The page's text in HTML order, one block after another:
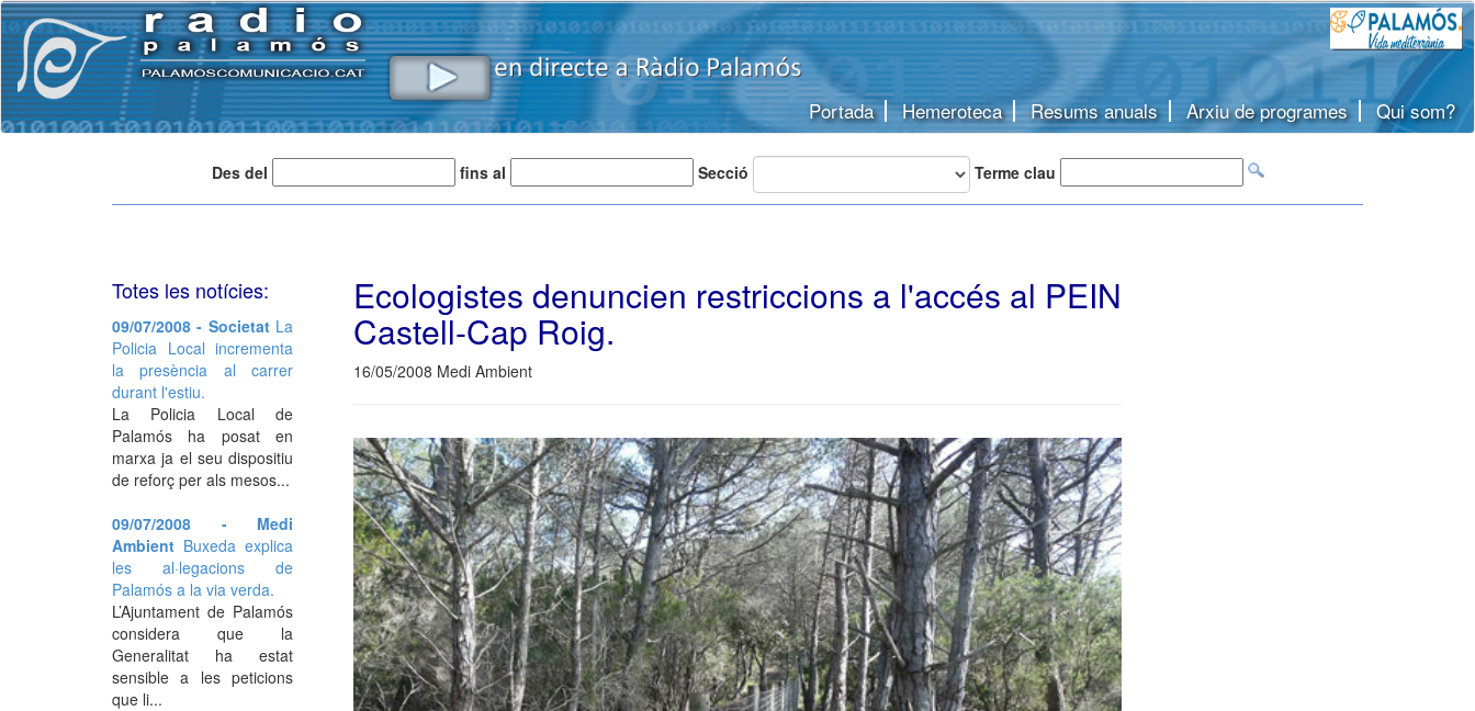
Portada Hemeroteca Resums anuals Arxiu de programes Qui som?
Des del fins al Secció Terme clau
Ecologistes denuncien restriccions a l'accés al PEIN
Castell-Cap Roig.
16/05/2008 Medi Ambient
Totes les notícies:
09/07/2008 - Societat La
Policia Local incrementa
la presència al carrer
durant l'estiu.
La Policia Local de
Palamós ha posat en
marxa ja el seu dispositiu
de reforç per als mesos...
09/07/2008 - Medi
Ambient Buxeda explica
les al·legacions de
Palamós a la via verda.
L’Ajuntament de Palamós
considera que la
Generalitat ha estat
sensible a les peticions
que li...